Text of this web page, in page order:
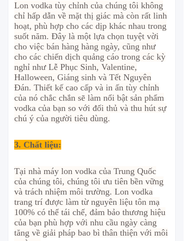
Lon vodka tùy chỉnh của chúng tôi không
chỉ hấp dẫn về mặt thị giác mà còn rất linh
hoạt, phù hợp cho các dịp khác nhau trong
suốt năm. Đây là một lựa chọn tuyệt vời
cho việc bán hàng hàng ngày, cũng như
cho các chiến dịch quảng cáo trong các kỳ
nghỉ như Lễ Phục Sinh, Valentine,
Halloween, Giáng sinh và Tết Nguyên
Đán. Thiết kế cao cấp và in ấn tùy chỉnh
của nó chắc chắn sẽ làm nổi bật sản phẩm
vodka của bạn so với đối thủ và thu hút sự
chú ý của người tiêu dùng.
3. Chất liệu:
Tại nhà máy lon vodka của Trung Quốc
của chúng tôi, chúng tôi ưu tiên bền vững
và trách nhiệm môi trường. Lon vodka
trang trí được làm từ nguyên liệu tôn mạ
100% có thể tái chế, đảm bảo thương hiệu
của bạn phù hợp với nhu cầu ngày càng
tăng về giải pháp bao bì thân thiện với môi